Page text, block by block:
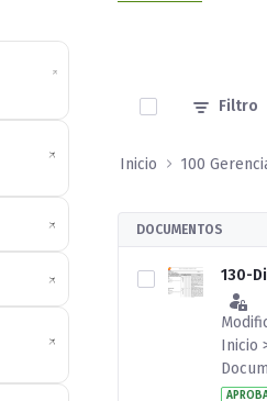
Filtro
Inicio 100
DOCUMENTOS
130-
Inicio